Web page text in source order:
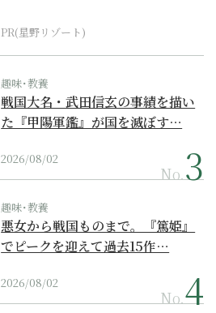
PR(星野リゾート)
趣味･教養
戦国大名・武田信玄の事績を描い
た『甲陽軍鑑』が国を滅ぼす…
2026/08/02
No.
趣味･教養
悪女から戦国ものまで。『篤姫』
でピークを迎えて過去15作…
2026/08/02
No.